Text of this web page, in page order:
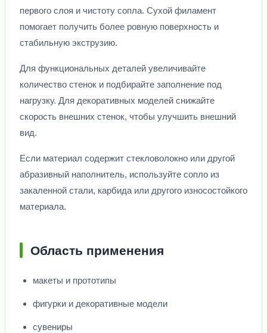
первого слоя и чистоту сопла. Сухой филамент
помогает получить более ровную поверхность и
стабильную экструзию.
Для функциональных деталей увеличивайте
количество стенок и подбирайте заполнение под
нагрузку. Для декоративных моделей снижайте
скорость внешних стенок, чтобы улучшить внешний
вид.
Если материал содержит стекловолокно или другой
абразивный наполнитель, используйте сопло из
закаленной стали, карбида или другого износостойкого
материала.
Область применения
макеты и прототипы
фигурки и декоративные модели
сувениры